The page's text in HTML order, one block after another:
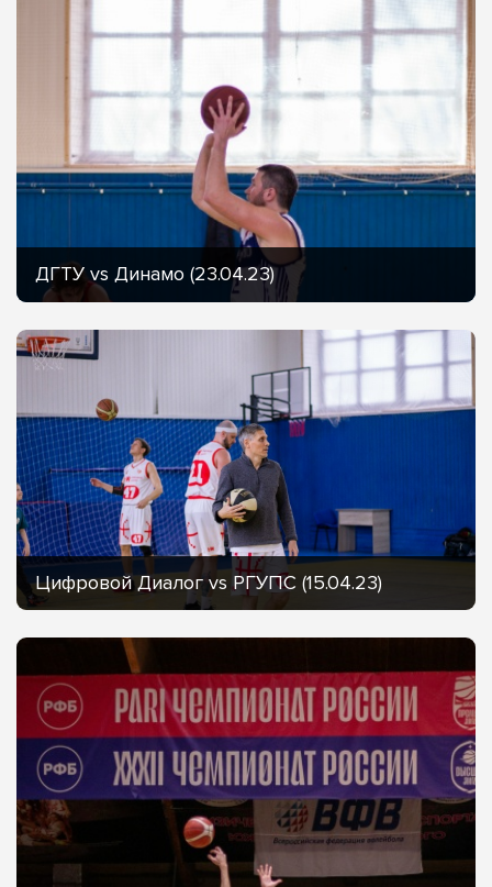
ДГТУ vs Динамо (23.04.23)
Цифровой Диалог vs РГУПС (15.04.23)